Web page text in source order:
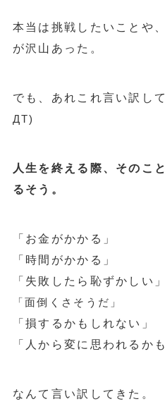
本当は挑戦したいことや
が沢山あった。
でも、あれこれ言い訳し
ДT)
人生を終える際、 そのこ
るそう。
「お金がかかる」
「時間がかかる」
「失敗したら恥ずかしい」
「面倒くさそうだ」
「損するかもしれない」
「人から変に思われるかも
なんて言い訳してきた。